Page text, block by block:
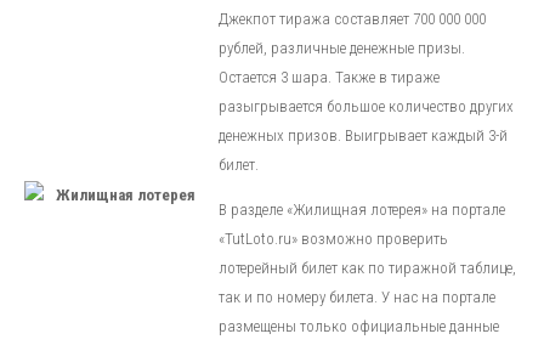
Джекпот тиража составляет 700 000 000
рублей, различные денежные призы.
Остается 3 шара. Также в тираже
разыгрывается большое количество других
денежных призов. Выигрывает каждый 3-й
билет.
В разделе «Жилищная лотерея» на портале
«TutLoto.ru» возможно проверить
лотерейный билет как по тиражной таблице,
так и по номеру билета. У нас на портале
размещены только официальные данные